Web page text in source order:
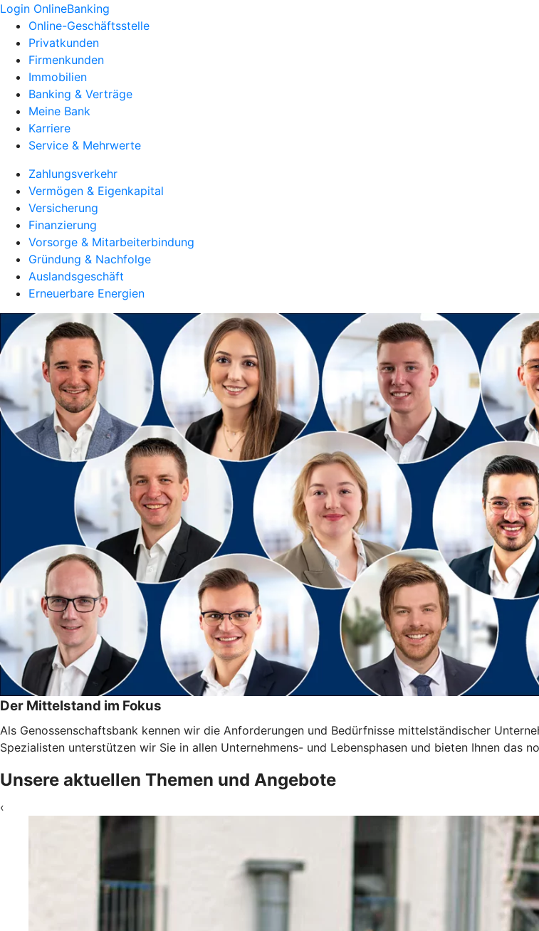
Login OnlineBanking
Online-Geschäftsstelle
Privatkunden
Firmenkunden
Immobilien
Banking & Verträge
Meine Bank
Karriere
Service & Mehrwerte
Zahlungsverkehr
Vermögen & Eigenkapital
Versicherung
Finanzierung
Vorsorge & Mitarbeiterbindung
Gründung & Nachfolge
Auslandsgeschäft
Erneuerbare Energien
Der Mittelstand im Fokus
Als Genossenschaftsbank kennen wir die Anforderungen und Bedürfnisse mittelständischer
Spezialisten unterstützen wir Sie in allen Unternehmens- und Lebensphasen und bieten Ihnen das
Unsere aktuellen Themen und Angebote
‹